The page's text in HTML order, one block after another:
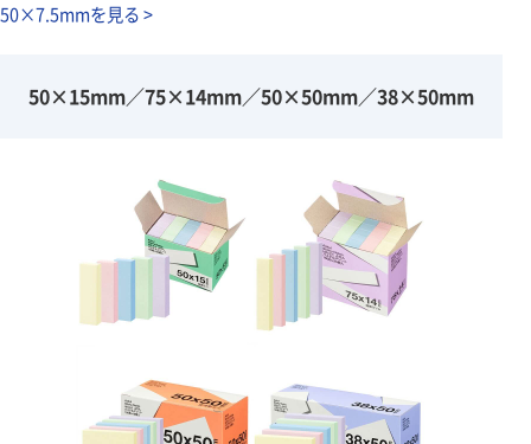
50×7.5mmを見る >
50×15mm／75×14mm／50×50mm／38×50mm